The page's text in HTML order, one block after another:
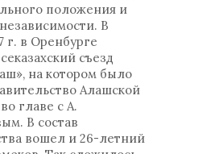
положения и
В
г. в Оренбурге
съезд
на котором было
Алашской
главе с А.
В состав
вошел и 26-летний